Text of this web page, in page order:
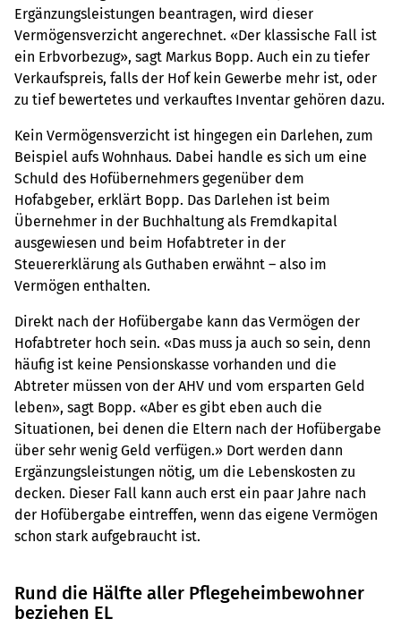
Ergänzungsleistungen beantragen, wird dieser
Vermögensverzicht angerechnet. «Der klassische Fall ist
ein Erbvorbezug», sagt Markus Bopp. Auch ein zu tiefer
Verkaufspreis, falls der Hof kein Gewerbe mehr ist, oder
zu tief bewertetes und verkauftes Inventar gehören dazu.
Kein Vermögensverzicht ist hingegen ein Darlehen, zum
Beispiel aufs Wohnhaus. Dabei handle es sich um eine
Schuld des Hofübernehmers gegenüber dem
Hofabgeber, erklärt Bopp. Das Darlehen ist beim
Übernehmer in der Buchhaltung als Fremdkapital
ausgewiesen und beim Hofabtreter in der
Steuererklärung als Guthaben erwähnt – also im
Vermögen enthalten.
Direkt nach der Hofübergabe kann das Vermögen der
Hofabtreter hoch sein. «Das muss ja auch so sein, denn
häufig ist keine Pensionskasse vorhanden und die
Abtreter müssen von der AHV und vom ersparten Geld
leben», sagt Bopp. «Aber es gibt eben auch die
Situationen, bei denen die Eltern nach der Hofübergabe
über sehr wenig Geld verfügen.» Dort werden dann
Ergänzungsleistungen nötig, um die Lebenskosten zu
decken. Dieser Fall kann auch erst ein paar Jahre nach
der Hofübergabe eintreffen, wenn das eigene Vermögen
schon stark aufgebraucht ist.
Rund die Hälfte aller Pflegeheimbewohner
beziehen EL